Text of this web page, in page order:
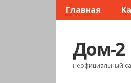
Главная
Дом-2
неофициальный